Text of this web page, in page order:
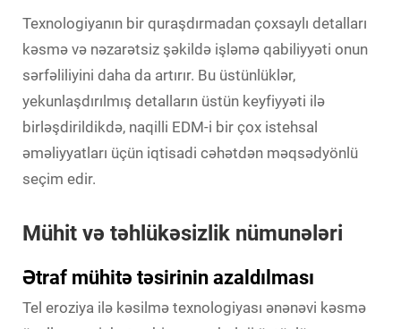
Texnologiyanın bir quraşdırmadan çoxsaylı detalları
kəsmə və nəzarətsiz şəkildə işləmə qabiliyyəti onun
sərfəliliyini daha da artırır. Bu üstünlüklər,
yekunlaşdırılmış detalların üstün keyfiyyəti ilə
birləşdirildikdə, naqilli EDM-i bir çox istehsal
əməliyyatları üçün iqtisadi cəhətdən məqsədyönlü
seçim edir.
Mühit və təhlükəsizlik nümunələri
Ətraf mühitə təsirinin azaldılması
Tel eroziya ilə kəsilmə texnologiyası ənənəvi kəsmə